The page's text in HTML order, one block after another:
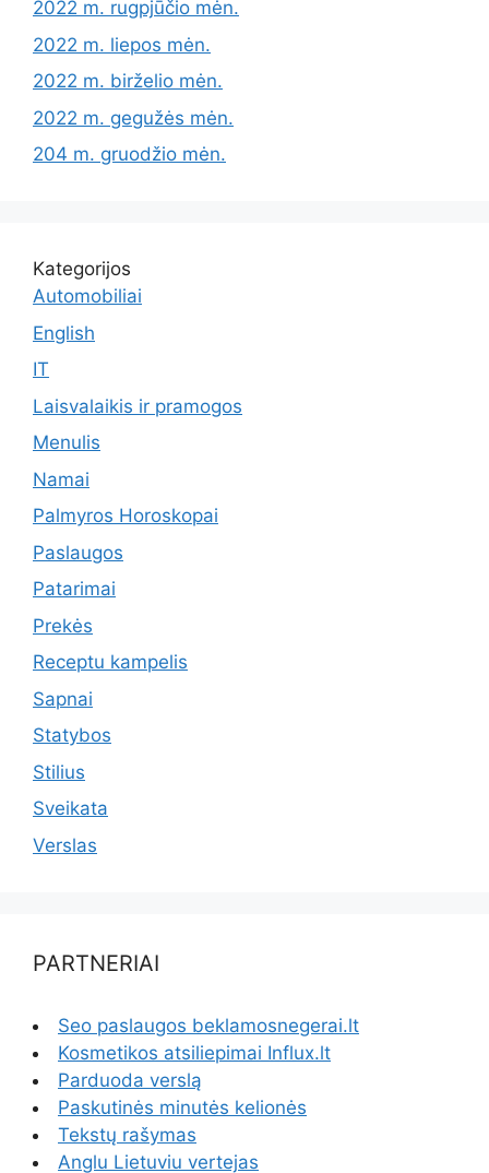
2022 m. rugpjūčio mėn.
2022 m. liepos mėn.
2022 m. birželio mėn.
2022 m. gegužės mėn.
204 m. gruodžio mėn.
Kategorijos
Automobiliai
English
IT
Laisvalaikis ir pramogos
Menulis
Namai
Palmyros Horoskopai
Paslaugos
Patarimai
Prekės
Receptu kampelis
Sapnai
Statybos
Stilius
Sveikata
Verslas
PARTNERIAI
Seo paslaugos beklamosnegerai.lt
Kosmetikos atsiliepimai Influx.lt
Parduoda verslą
Paskutinės minutės kelionės
Tekstų rašymas
Anglu Lietuviu vertejas